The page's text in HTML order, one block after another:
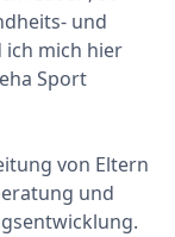
und
ich mich hier
Sport
von Eltern
und